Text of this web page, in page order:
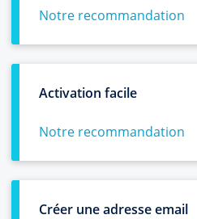
Notre recommandation
Activation facile
Notre recommandation
Créer une adresse email